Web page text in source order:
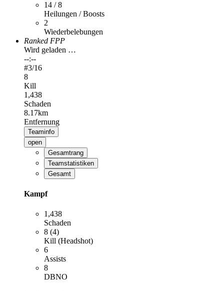
14 / 8
Heilungen / Boosts
2
Wiederbelebungen
Ranked FPP
Wird geladen …
--:--
#3/16
8
Kill
1,438
Schaden
8.17km
Entfernung
Teaminfo
open
Gesamtrang
Teamstatistiken
Gesamt
Kampf
1,438
Schaden
8 (4)
Kill (Headshot)
6
Assists
8
DBNO